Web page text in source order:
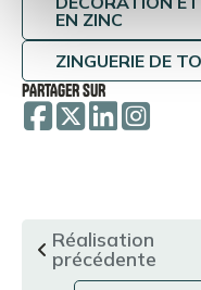
EN ZINC
ZINGUERIE DE
PARTAGER SUR
Réalisation
précédente